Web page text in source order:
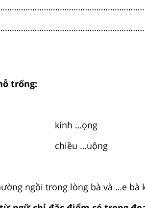
trống:
kính …ọng
chiều …uộng
ngồi trong lòng bà và …e bà